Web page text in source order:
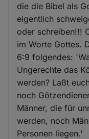
die die Bibel als
eigentlich
oder schreiben!!!
im Worte Gottes.
6:9 folgendes:
Ungerechte das
werden? Laßt
noch
Männer, die für
werden, noch
Personen liegen.'